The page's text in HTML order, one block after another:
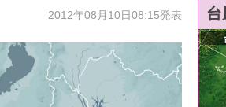
2012年08月10日08:15発表